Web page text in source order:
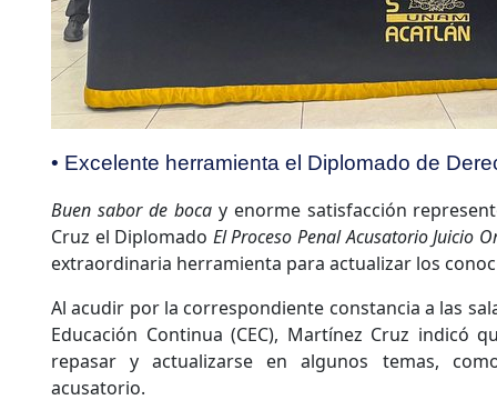
• Excelente herramienta el Diplomado de
Buen sabor de bocay enorme satisfacción
Cruz el Diplomado El Proceso Penal Acusatorio Juicio
extraordinaria herramienta para actualizar los
Al acudir por la correspondiente constancia a las
Educación Continua (CEC), Martínez Cruz indicó
repasar y actualizarse en algunos temas,
acusatorio.